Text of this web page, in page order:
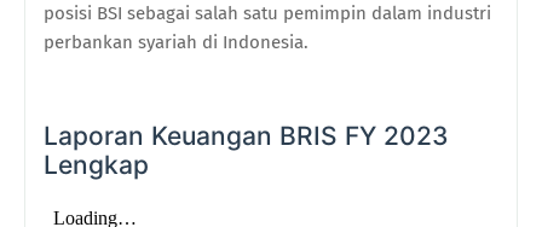
posisi BSI sebagai salah satu pemimpin dalam industri
perbankan syariah di Indonesia.
Laporan Keuangan BRIS FY 2023
Lengkap